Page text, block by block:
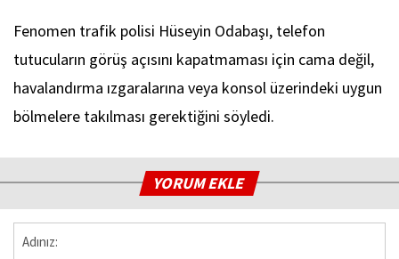
Fenomen trafik polisi Hüseyin Odabaşı, telefon
tutucuların görüş açısını kapatmaması için cama değil,
havalandırma ızgaralarına veya konsol üzerindeki uygun
bölmelere takılması gerektiğini söyledi.
YORUM EKLE